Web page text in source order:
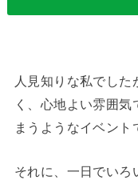
人見知りな私でし
く、心地よい雰囲
まうようなイベント
それに、一日でいろ